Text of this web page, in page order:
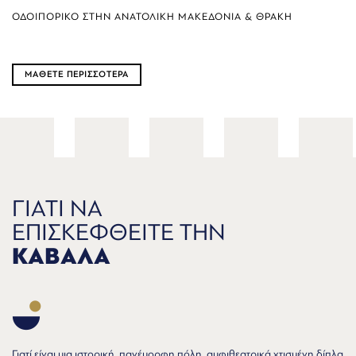
ΟΔΟΙΠΟΡΙΚΟ ΣΤΗΝ ΑΝΑΤΟΛΙΚΗ ΜΑΚΕΔΟΝΙΑ & ΘΡΑΚΗ
ΜΑΘΕΤΕ ΠΕΡΙΣΣΟΤΕΡΑ
ΓΙΑΤΙ ΝΑ
ΕΠΙΣΚΕΦΘΕΙΤΕ ΤΗΝ
ΚΑΒΑΛΑ